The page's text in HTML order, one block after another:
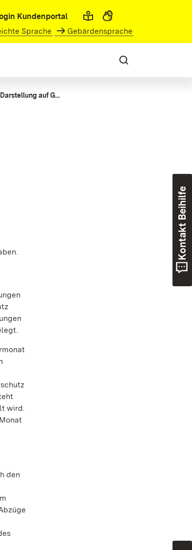
Kundenportal
Sprache
Gebärdensprache
Jahressonderzahlung - Darstellung auf Gehaltsmitteilung
wird.
den
Kontakt Beihilfe